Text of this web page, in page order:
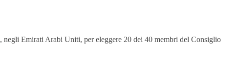
, negli Emirati Arabi Uniti, per eleggere 20 dei 40 membri del Consiglio